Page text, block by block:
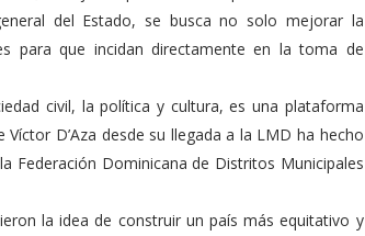
del Estado, se busca no solo mejorar la
para que incidan directamente en la toma de
civil, la política y cultura, es una plataforma
D’Aza desde su llegada a la LMD ha hecho
Federación Dominicana de Distritos Municipales
la idea de construir un país más equitativo y